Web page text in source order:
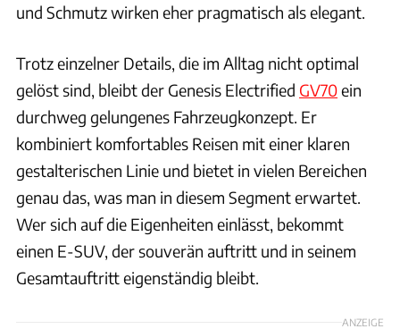
und Schmutz wirken eher pragmatisch als elegant.
Trotz einzelner Details, die im Alltag nicht optimal
gelöst sind, bleibt der Genesis Electrified GV70ein
durchweg gelungenes Fahrzeugkonzept. Er
kombiniert komfortables Reisen mit einer klaren
gestalterischen Linie und bietet in vielen Bereichen
genau das, was man in diesem Segment erwartet.
Wer sich auf die Eigenheiten einlässt, bekommt
einen E-SUV, der souverän auftritt und in seinem
Gesamtauftritt eigenständig bleibt.
ANZEIGE